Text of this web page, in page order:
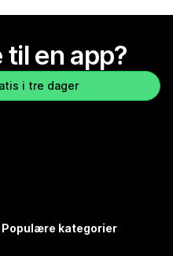
en app?
i tre dager
Populære kategorier